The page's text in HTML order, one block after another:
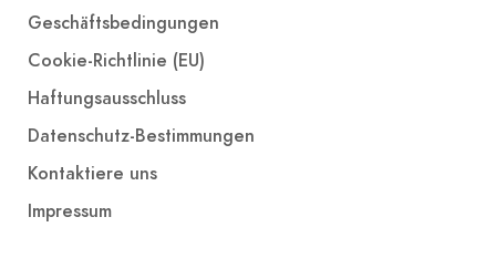
Geschäftsbedingungen
Cookie-Richtlinie (EU)
Haftungsausschluss
Datenschutz-Bestimmungen
Kontaktiere uns
Impressum